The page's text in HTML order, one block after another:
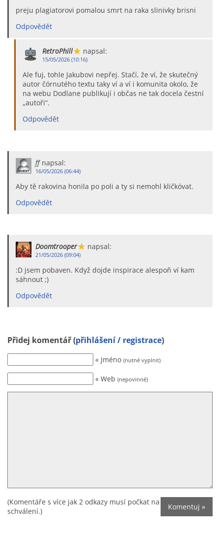
preju plagiatorovi pomalou smrt na raka slinivky brisni
Odpovědět
RetroPhill napsal:
15/05/2026 (10:16)
Ale fuj, tohle Jakubovi nepřej. Stačí, že ví, že skutečný
autor čórnutého textu taky ví a ví i komunita okolo, že
na webu Dodlane publikují i občas ne tak docela čestní
„autoři“.
Odpovědět
ff napsal:
16/05/2026 (06:44)
Aby tě rakovina honila po poli a ty si nemohl kličkóvat.
Odpovědět
Doomtrooper napsal:
21/05/2026 (09:04)
:D jsem pobaven. Když dojde inspirace alespoň ví kam
sáhnout ;)
Odpovědět
Přidej komentář (přihlášení / registrace)
« Jméno (nutné vyplnit)
« Web (nepovinné)
(Komentáře s více jak 2 odkazy musí počkat na
schválení.)